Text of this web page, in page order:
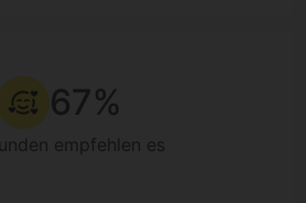
67%
empfehlen es